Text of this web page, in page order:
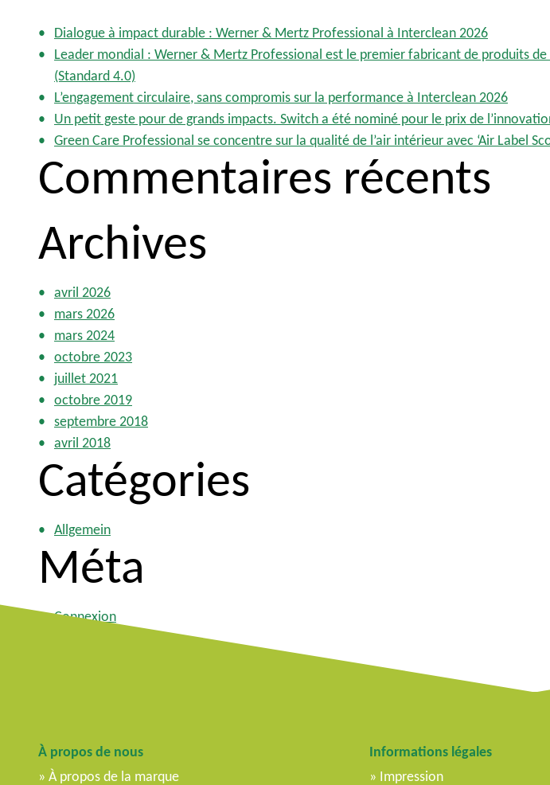
h
e
r
h
e
r
:
Dialogue à impact durable : Werner & Mertz Professional à Interclean 2026
Leader mondial : Werner & Mertz Professional est le premier fabricant de produits
(Standard 4.0)
L’engagement circulaire, sans compromis sur la performance à Interclean 2026
Un petit geste pour de grands impacts. Switch a été nominé pour le prix de
Green Care Professional se concentre sur la qualité de l’air intérieur avec ‘Air Label
Commentaires récents
Archives
avril 2026
mars 2026
mars 2024
octobre 2023
juillet 2021
octobre 2019
septembre 2018
avril 2018
Catégories
Allgemein
Méta
Connexion
Flux des publications
À propos de nous
À propos de la marque
Informations légales
Impression